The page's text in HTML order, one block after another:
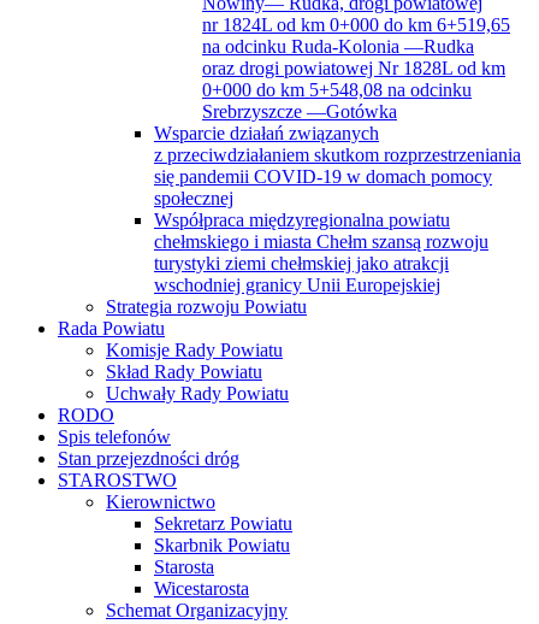
nr 1824L od km 0+000 do km 6+519,65
na odcinku Ruda-Kolonia —Rudka
oraz drogi powiatowej Nr 1828L od km
0+000 do km 5+548,08 na odcinku
Srebrzyszcze —Gotówka
Wsparcie działań związanych
z przeciwdziałaniem skutkom rozprzestrzeniania
się pandemii COVID-19 w domach pomocy
społecznej
Współpraca międzyregionalna powiatu
chełmskiego i miasta Chełm szansą rozwoju
turystyki ziemi chełmskiej jako atrakcji
wschodniej granicy Unii Europejskiej
Strategia rozwoju Powiatu
Rada Powiatu
Komisje Rady Powiatu
Skład Rady Powiatu
Uchwały Rady Powiatu
RODO
Spis telefonów
Stan przejezdności dróg
STAROSTWO
Kierownictwo
Sekretarz Powiatu
Skarbnik Powiatu
Starosta
Wicestarosta
Schemat Organizacyjny